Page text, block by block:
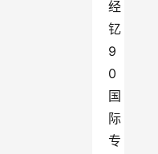
经
钇
9
0
国
际
专